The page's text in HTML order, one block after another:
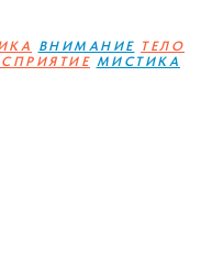
ВНИМАНИЕ ТЕЛО
МИСТИКА